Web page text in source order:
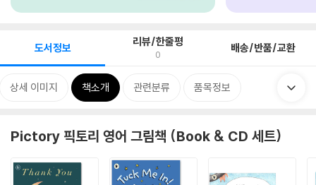
도서정보 리뷰/한줄평
0 배송/반품/교환
상세 이미지 책소개 관련분류 품목정보
Pictory 픽토리 영어 그림책 (Book & CD 세트)